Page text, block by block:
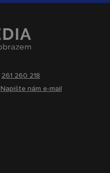
261 260 218
Napište nám e-mail